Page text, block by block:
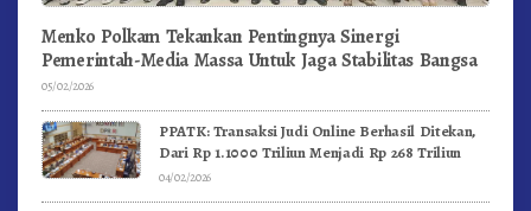
Menko Polkam Tekankan Pentingnya Sinergi
Pemerintah-Media Massa Untuk Jaga Stabilitas Bangsa
05/02/2026
PPATK: Transaksi Judi Online Berhasil Ditekan,
Dari Rp 1.1000 Triliun Menjadi Rp 268 Triliun
04/02/2026